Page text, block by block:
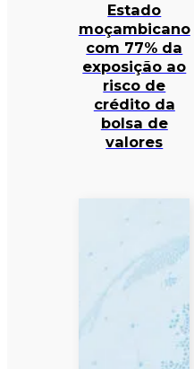
Estado
moçambicano
com 77% da
exposição ao
risco de
crédito da
bolsa de
valores